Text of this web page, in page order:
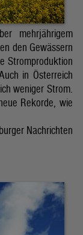
mehrjährigem
den Gewässern
Stromproduktion
in Österreich
weniger Strom.
Rekorde, wie
Nachrichten